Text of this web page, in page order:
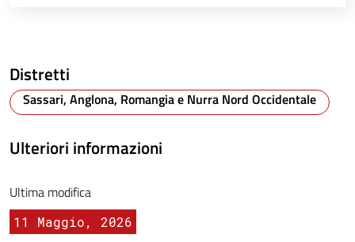
Distretti
Sassari, Anglona, Romangia e Nurra Nord Occidentale
Ulteriori informazioni
Ultima modifica
11 Maggio, 2026